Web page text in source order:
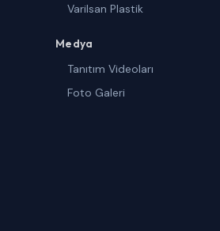
Varilsan Plastik
Medya
Tanıtım Videoları
Foto Galeri